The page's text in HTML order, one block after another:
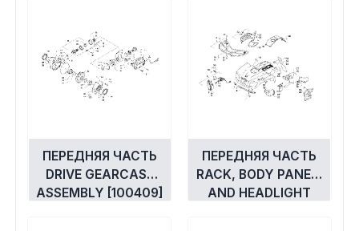
ПЕРЕДНЯЯ ЧАСТЬ
DRIVE GEARCASE
ASSEMBLY [100409]
ПЕРЕДНЯЯ ЧАСТЬ
RACK, BODY PANEL,
AND HEADLIGHT